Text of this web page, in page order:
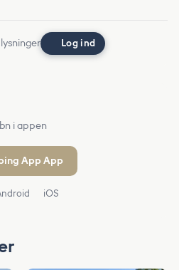
Log ind
i appen
App App
iOS